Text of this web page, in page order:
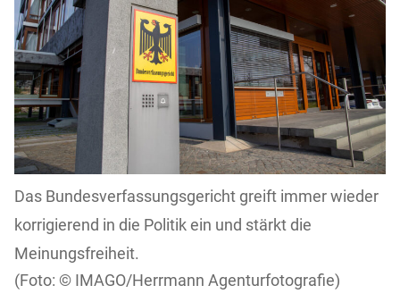
Das Bundesverfassungsgericht greift immer wieder
korrigierend in die Politik ein und stärkt die
Meinungsfreiheit.
IMAGO/Herrmann Agenturfotografie)